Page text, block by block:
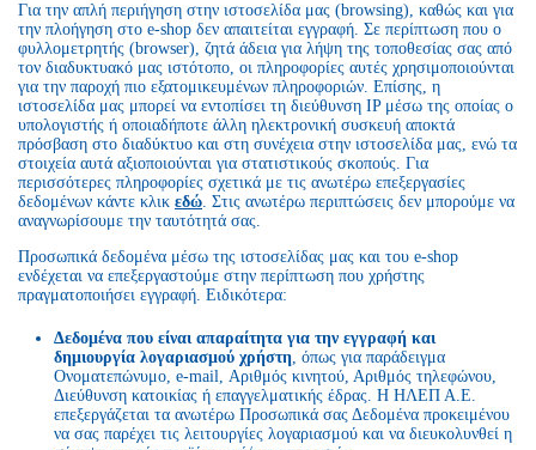
Για την απλή περιήγηση στην ιστοσελίδα μας (browsing), καθώς και για
την πλοήγηση στο e-shop δεν απαιτείται εγγραφή. Σε περίπτωση που ο
φυλλομετρητής (browser), ζητά άδεια για λήψη της τοποθεσίας σας από
τον διαδυκτυακό μας ιστότοπο, οι πληροφορίες αυτές χρησιμοποιούνται
για την παροχή πιο εξατομικευμένων πληροφοριών. Επίσης, η
ιστοσελίδα μας μπορεί να εντοπίσει τη διεύθυνση IP μέσω της οποίας ο
υπολογιστής ή οποιαδήποτε άλλη ηλεκτρονική συσκευή αποκτά
πρόσβαση στο διαδύκτυο και στη συνέχεια στην ιστοσελίδα μας, ενώ τα
στοιχεία αυτά αξιοποιούνται για στατιστικούς σκοπούς. Για
περισσότερες πληροφορίες σχετικά με τις ανωτέρω επεξεργασίες
δεδομένων κάντε κλικ εδώ. Στις ανωτέρω περιπτώσεις δεν μπορούμε να
αναγνωρίσουμε την ταυτότητά σας.
Προσωπικά δεδομένα μέσω της ιστοσελίδας μας και του e-shop
ενδέχεται να επεξεργαστούμε στην περίπτωση που χρήστης
πραγματοποιήσει εγγραφή. Ειδικότερα:
Δεδομένα που είναι απαραίτητα για την εγγραφή και
δημιουργία λογαριασμού χρήστη, όπως για παράδειγμα
Ονοματεπώνυμο, e-mail, Αριθμός κινητού, Αριθμός τηλεφώνου,
Διεύθυνση κατοικίας ή επαγγελματικής έδρας. Η ΗΛΕΠ Α.Ε.
επεξεργάζεται τα ανωτέρω Προσωπικά σας Δεδομένα προκειμένου
να σας παρέχει τις λειτουργίες λογαριασμού και να διευκολυνθεί η